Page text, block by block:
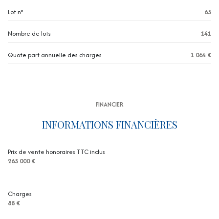
3 étage(s)
visiophone
interphone
Lot n° 65
Nombre de lots 141
Quote part annuelle des charges 1 064 €
FINANCIER
INFORMATIONS FINANCIÈRES
Prix de vente honoraires TTC inclus
265 000 €
Charges
88 €